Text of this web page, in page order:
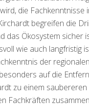
die
begreifen die
Ökosystem sicher
wie auch langfristig
der
auf die
zu einem
Fachkräften